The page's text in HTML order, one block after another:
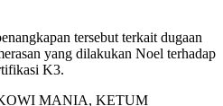
tersebut terkait dugaan
yang dilakukan Noel terhadap
K3.